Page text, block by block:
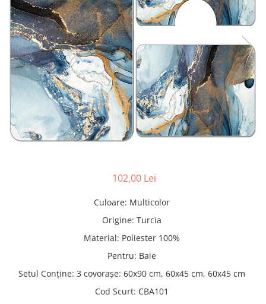
Pilote cu blăniță
102,00 Lei
Culoare: Multicolor
Origine: Turcia
Material: Poliester 100%
Pentru: Baie
Setul Conține: 3 covorașe: 60x90 cm, 60x45 cm, 60x45 cm
Cod Scurt: CBA101